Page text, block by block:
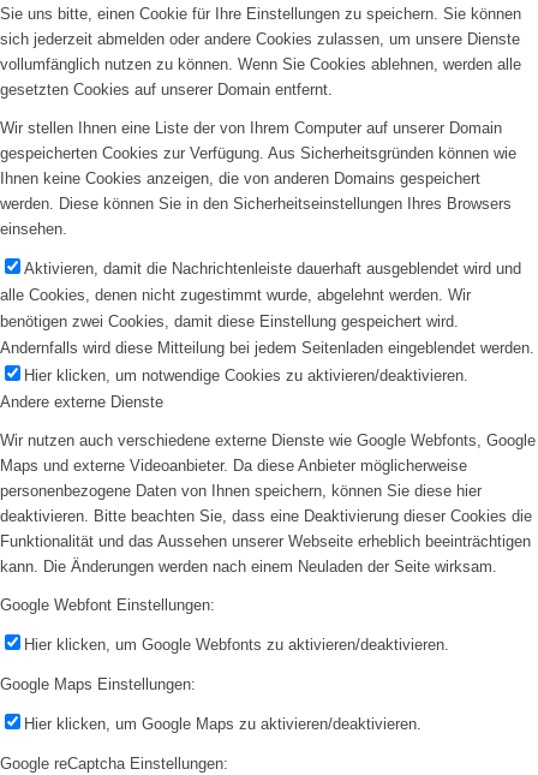
Sie uns bitte, einen Cookie für Ihre Einstellungen zu speichern. Sie können
sich jederzeit abmelden oder andere Cookies zulassen, um unsere Dienste
vollumfänglich nutzen zu können. Wenn Sie Cookies ablehnen, werden alle
gesetzten Cookies auf unserer Domain entfernt.
Wir stellen Ihnen eine Liste der von Ihrem Computer auf unserer Domain
gespeicherten Cookies zur Verfügung. Aus Sicherheitsgründen können wie
Ihnen keine Cookies anzeigen, die von anderen Domains gespeichert
werden. Diese können Sie in den Sicherheitseinstellungen Ihres Browsers
einsehen.
Aktivieren, damit die Nachrichtenleiste dauerhaft ausgeblendet wird und
alle Cookies, denen nicht zugestimmt wurde, abgelehnt werden. Wir
benötigen zwei Cookies, damit diese Einstellung gespeichert wird.
Andernfalls wird diese Mitteilung bei jedem Seitenladen eingeblendet werden.
Hier klicken, um notwendige Cookies zu aktivieren/deaktivieren.
Andere externe Dienste
Wir nutzen auch verschiedene externe Dienste wie Google Webfonts, Google
Maps und externe Videoanbieter. Da diese Anbieter möglicherweise
personenbezogene Daten von Ihnen speichern, können Sie diese hier
deaktivieren. Bitte beachten Sie, dass eine Deaktivierung dieser Cookies die
Funktionalität und das Aussehen unserer Webseite erheblich beeinträchtigen
kann. Die Änderungen werden nach einem Neuladen der Seite wirksam.
Google Webfont Einstellungen:
Hier klicken, um Google Webfonts zu aktivieren/deaktivieren.
Google Maps Einstellungen:
Hier klicken, um Google Maps zu aktivieren/deaktivieren.
Google reCaptcha Einstellungen: